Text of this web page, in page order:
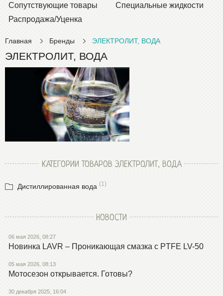
Сопутствующие товары
Специальные жидкости
Распродажа/Уценка
Главная Бренды ЭЛЕКТРОЛИТ, ВОДА
ЭЛЕКТРОЛИТ, ВОДА
КАТЕГОРИИ ТОВАРОВ ЭЛЕКТРОЛИТ, ВОДА
Дистиллированная вода (1)
НОВОСТИ
06 мая 2026, 08:27
Новинка LAVR – Проникающая смазка с PTFE LV-50
05 мая 2026, 08:13
Мотосезон открывается. Готовы?
30 декабря 2025, 16:04